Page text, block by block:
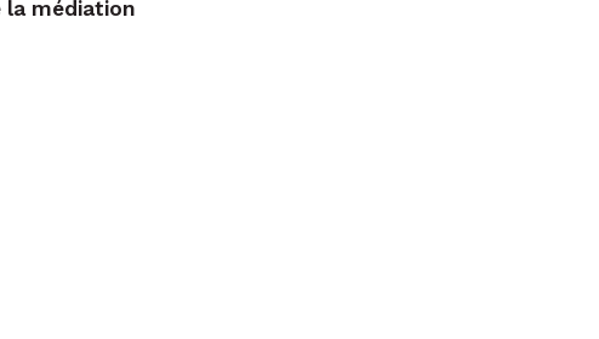
la médiation